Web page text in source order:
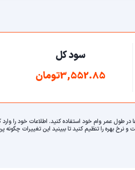
سود کل
3,552.85تومان
طول عمر وام خود استفاده کنید. اطلاعات خود را وارد
نرخ بهره را تنظیم کنید تا ببینید این تغییرات